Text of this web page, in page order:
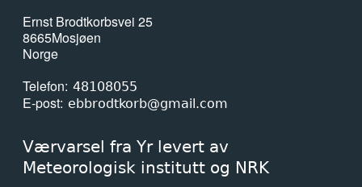
Ernst Brodtkorbsvei 25
8665Mosjøen
Norge
Telefon 48108055
E-post ebbrodtkorb@gmail.com
Værvarsel fra Yr levert av
Meteorologisk institutt og NRK